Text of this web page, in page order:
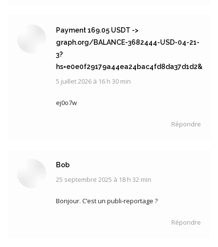
Payment 169.05 USDT ->
graph.org/BALANCE-3682444-USD-04-21-
3?
hs=e0e0f29179a44ea24bac4fd8da37d1d2&
dit
5 juillet 2026 à 16 h 30 min
ej0o7w
Répondre
Bob
dit
25 septembre 2025 à 18 h 32 min
Bonjour. C’est un publi-reportage ?
Répondre